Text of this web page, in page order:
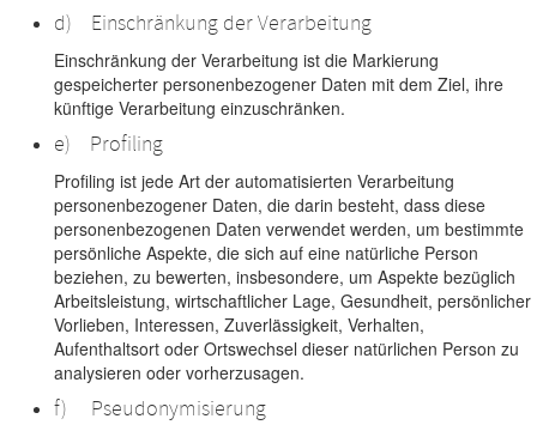
d) Einschränkung der Verarbeitung
Einschränkung der Verarbeitung ist die Markierung
gespeicherter personenbezogener Daten mit dem Ziel, ihre
künftige Verarbeitung einzuschränken.
e) Profiling
Profiling ist jede Art der automatisierten Verarbeitung
personenbezogener Daten, die darin besteht, dass diese
personenbezogenen Daten verwendet werden, um bestimmte
persönliche Aspekte, die sich auf eine natürliche Person
beziehen, zu bewerten, insbesondere, um Aspekte bezüglich
Arbeitsleistung, wirtschaftlicher Lage, Gesundheit, persönlicher
Vorlieben, Interessen, Zuverlässigkeit, Verhalten,
Aufenthaltsort oder Ortswechsel dieser natürlichen Person zu
analysieren oder vorherzusagen.
f) Pseudonymisierung